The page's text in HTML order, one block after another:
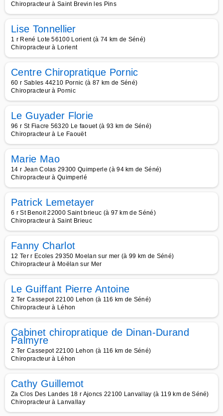
Chiropracteur à Saint Brevin les Pins
Lise Tonnellier
1 r René Lote 56100 Lorient (à 74 km de Séné)
Chiropracteur à Lorient
Centre Chiropratique Pornic
60 r Sables 44210 Pornic (à 87 km de Séné)
Chiropracteur à Pornic
Le Guyader Florie
96 r St Fiacre 56320 Le faouet (à 93 km de Séné)
Chiropracteur à Le Faouët
Marie Mao
14 r Jean Colas 29300 Quimperle (à 94 km de Séné)
Chiropracteur à Quimperlé
Patrick Lemetayer
6 r St Benoit 22000 Saint brieuc (à 97 km de Séné)
Chiropracteur à Saint Brieuc
Fanny Charlot
12 Ter r Ecoles 29350 Moelan sur mer (à 99 km de Séné)
Chiropracteur à Moëlan sur Mer
Le Guiffant Pierre Antoine
2 Ter Cassepot 22100 Lehon (à 116 km de Séné)
Chiropracteur à Léhon
Cabinet chiropratique de Dinan-Durand
Palmyre
2 Ter Cassepot 22100 Lehon (à 116 km de Séné)
Chiropracteur à Léhon
Cathy Guillemot
Za Clos Des Landes 18 r Ajoncs 22100 Lanvallay (à 119 km de Séné)
Chiropracteur à Lanvallay